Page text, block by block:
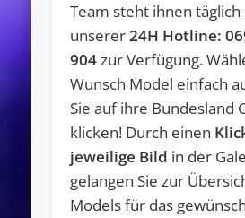
Team steht ihnen
unserer24H Hotline:
904zur Verfügung.
Wunsch Model einfach
Sie auf ihre Bundesland
klicken! Durch einen
jeweilige Bild in der
gelangen Sie zur
Models für das